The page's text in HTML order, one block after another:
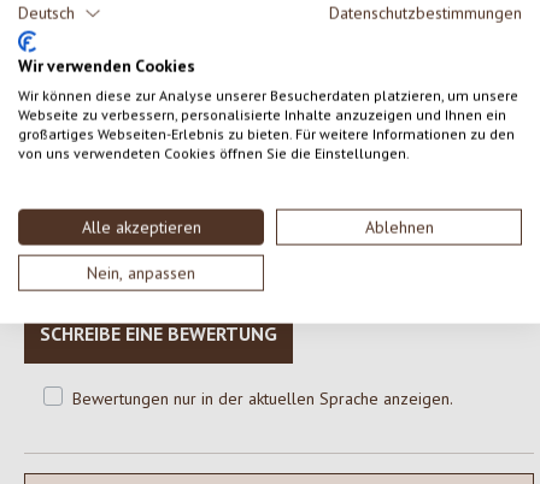
Deutsch Datenschutzbestimmungen
Wir verwenden Cookies
Wir können diese zur Analyse unserer Besucherdaten platzieren, um unsere
Webseite zu verbessern, personalisierte Inhalte anzuzeigen und Ihnen ein
großartiges Webseiten-Erlebnis zu bieten. Für weitere Informationen zu den
von uns verwendeten Cookies öffnen Sie die Einstellungen.
Alle akzeptieren Ablehnen
Nein, anpassen
Kann Bestandteile von Schalenfrüchten, Gluten und Milch
enthalten
0 von 0 Bewertungen
Durchschnittliche Bewertung von 0 von 5 Sternen
Gib eine Bewertung ab!
Teile deine Erfahrungen mit dem Produkt mit anderen Kunden.
SCHREIBE EINE BEWERTUNG
Bewertungen nur in der aktuellen Sprache anzeigen.